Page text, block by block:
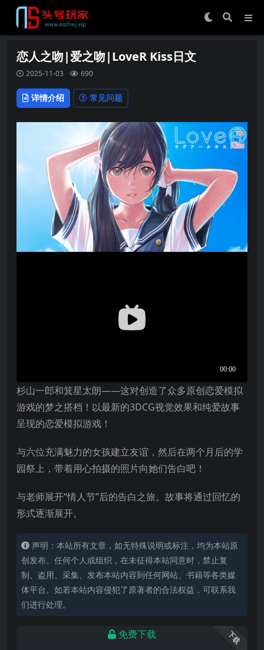
恋人之吻|爱之吻|LoveR Kiss日文
2025-11-03 690
详情介绍 常见问题
杉山一郎和箕星太朗——这对创造了众多原创恋爱模拟
游戏的梦之搭档！以最新的3DCG视觉效果和纯爱故事
呈现的恋爱模拟游戏！
与六位充满魅力的女孩建立友谊，然后在两个月后的学
园祭上，带着用心拍摄的照片向她们告白吧！
与老师展开“情人节”后的告白之旅。故事将通过回忆的
形式逐渐展开。
声明：本站所有文章，如无特殊说明或标注，均为本站原
创发布。任何个人或组织，在未征得本站同意时，禁止复
制、盗用、采集、发布本站内容到任何网站、书籍等各类媒
体平台。如若本站内容侵犯了原著者的合法权益，可联系我
们进行处理。
下载
免费下载